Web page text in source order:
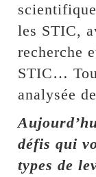
les STIC,
recherche
STIC…
analysée
défis qui
types de